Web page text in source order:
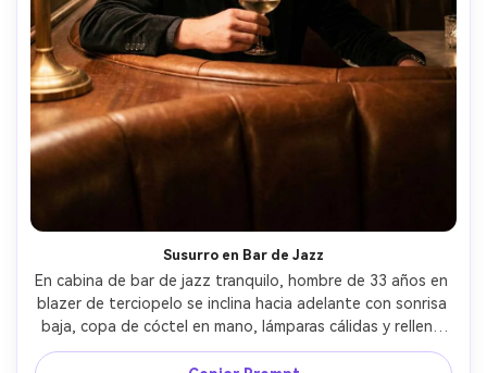
Susurro en Bar de Jazz
En cabina de bar de jazz tranquilo, hombre de 33 años en
blazer de terciopelo se inclina hacia adelante con sonrisa
baja, copa de cóctel en mano, lámparas cálidas y relleno
suave, 50mm f/1.4, composición cerrada medio cuerpo,